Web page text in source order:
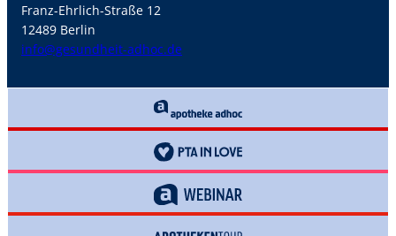
Franz-Ehrlich-Straße 12
12489 Berlin
info@gesundheit-adhoc.de